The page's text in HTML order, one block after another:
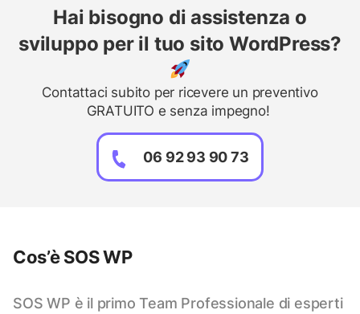
Hai bisogno di assistenza o
sviluppo per il tuo sito WordPress?
Contattaci subito per ricevere un preventivo
GRATUITO e senza impegno!
06 92 93 90 73
Cos’è SOS WP
SOS WP è il primo Team Professionale di esperti